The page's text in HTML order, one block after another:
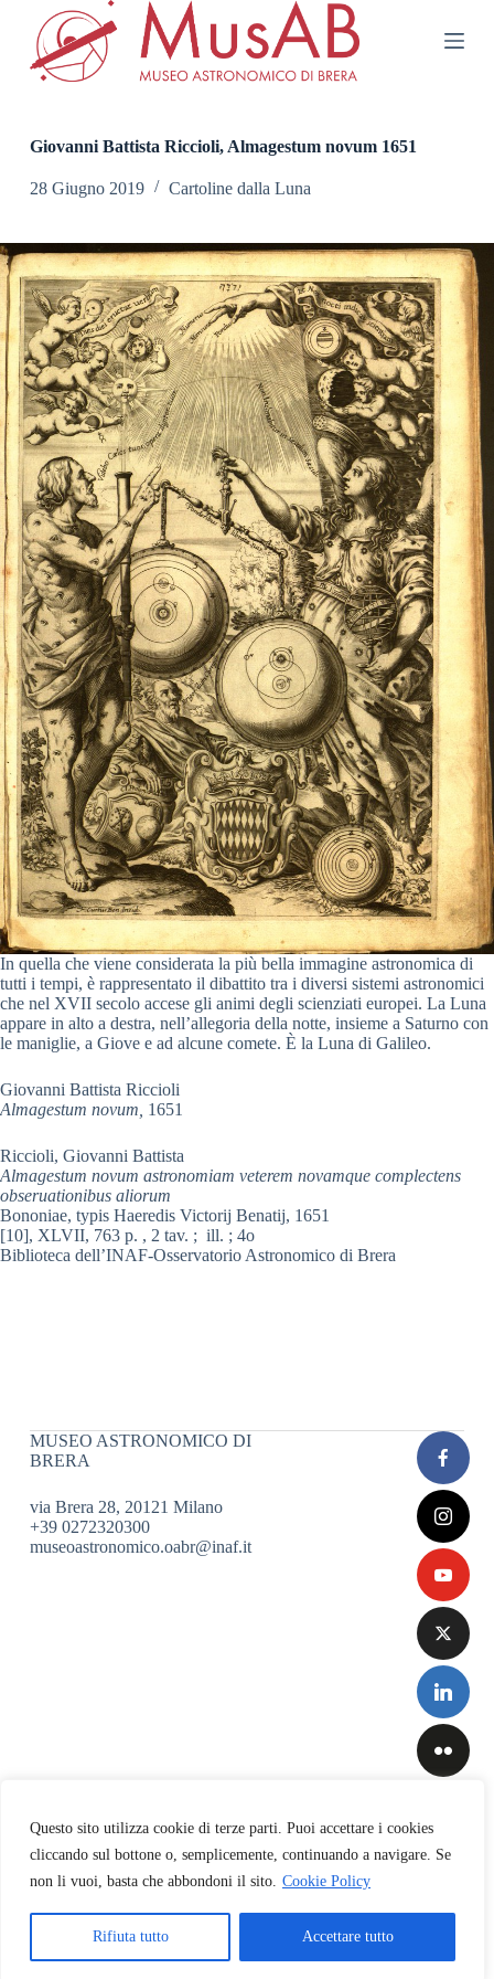
Questo sito utilizza cookie di terze parti. Puoi accettare i cookies
cliccando sul bottone o, semplicemente, continuando a navigare. Se
non li vuoi, basta che abbondoni il sito. Cookie Policy
Rifiuta tutto Accettare tutto
n
e
n
u
t
o
Giovanni Battista Riccioli, Almagestum novum 1651
28 Giugno 2019 Cartoline dalla Luna
In quella che viene considerata la più bella immagine astronomica di
tutti i tempi, è rappresentato il dibattito tra i diversi sistemi astronomici
che nel XVII secolo accese gli animi degli scienziati europei. La Luna
appare in alto a destra, nell’allegoria della notte, insieme a Saturno con
le maniglie, a Giove e ad alcune comete. È la Luna di Galileo.
Giovanni Battista Riccioli
Almagestum novum, 1651
Riccioli, Giovanni Battista
Almagestum novum astronomiam veterem novamque complectens
obseruationibus aliorum
Bononiae, typis Haeredis Victorij Benatij, 1651
[10], XLVII, 763 p. , 2 tav. ; ill. ; 4o
Biblioteca dell’INAF-Osservatorio Astronomico di Brera
MUSEO ASTRONOMICO DI
BRERA
via Brera 28, 20121 Milano
+39 0272320300
museoastronomico.oabr@inaf.it
&